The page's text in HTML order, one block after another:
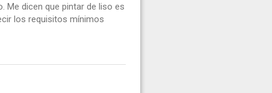
Me dicen que pintar de liso es
los requisitos mínimos